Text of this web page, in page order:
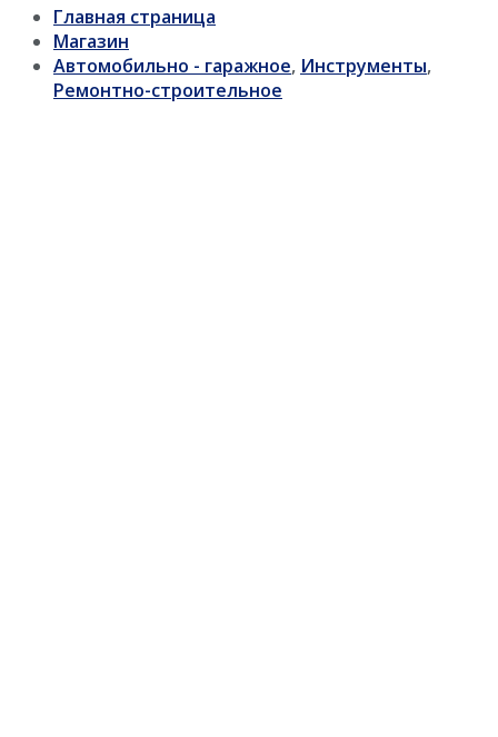
Главная страница
Магазин
Автомобильно - гаражное, Инструменты,
Ремонтно-строительное